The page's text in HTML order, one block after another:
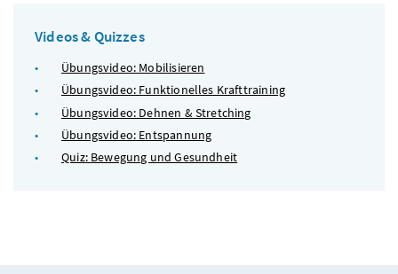
Videos & Quizzes
Übungsvideo: Mobilisieren
Übungsvideo: Funktionelles Krafttraining
Übungsvideo: Dehnen & Stretching
Übungsvideo: Entspannung
Quiz: Bewegung und Gesundheit